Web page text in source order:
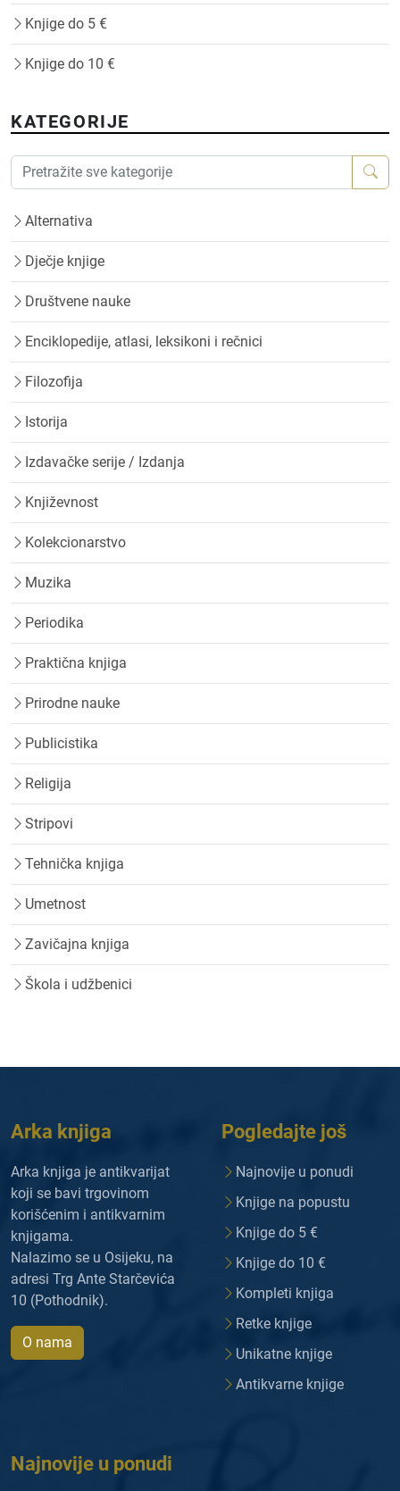
Knjige do 5 €
Knjige do 10 €
KATEGORIJE
Alternativa
Dječje knjige
Društvene nauke
Enciklopedije, atlasi, leksikoni i rečnici
Filozofija
Istorija
Izdavačke serije / Izdanja
Književnost
Kolekcionarstvo
Muzika
Periodika
Praktična knjiga
Prirodne nauke
Publicistika
Religija
Stripovi
Tehnička knjiga
Umetnost
Zavičajna knjiga
Škola i udžbenici
Arka knjiga
Arka knjiga je antikvarijat
koji se bavi trgovinom
korišćenim i antikvarnim
knjigama.
Nalazimo se u Osijeku, na
adresi Trg Ante Starčevića
10 (Pothodnik).
O nama
Pogledajte još
Najnovije u ponudi
Knjige na popustu
Knjige do 5 €
Knjige do 10 €
Kompleti knjiga
Retke knjige
Unikatne knjige
Antikvarne knjige
Najnovije u ponudi